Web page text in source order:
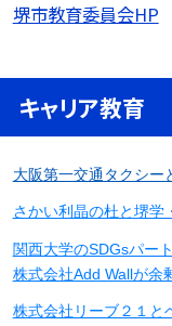
堺市教育委員会HP
キャリア教育
大阪第一交通タクシー
さかい利晶の杜と堺学
関西大学のSDGsパー
株式会社Add Wallが余
株式会社リーブ２１と